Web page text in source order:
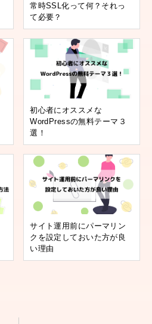
常時SSL化って何？それっ
て必要？
初心者にオススメな
WordPressの無料テーマ３
選！
サイト運用前にパーマリン
クを設定しておいた方が良
い理由